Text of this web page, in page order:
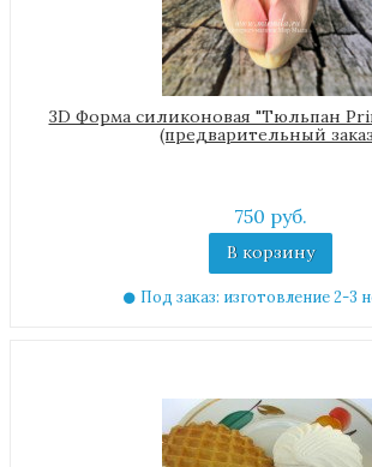
3D Форма силиконовая "Тюльпан
(предварительный
750 руб.
В корзину
Под заказ: изготовление 2-3